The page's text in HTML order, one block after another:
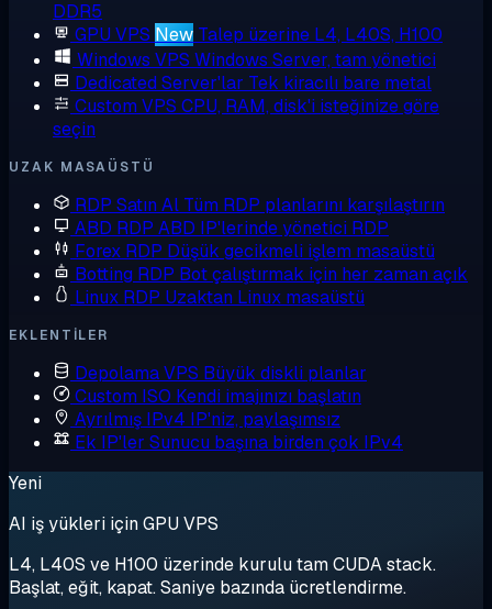
DDR5
GPU VPS New Talep üzerine L4, L40S, H100
Windows VPS Windows Server, tam yönetici
Dedicated Server'lar Tek kiracılı bare metal
Custom VPS CPU, RAM, disk'i isteğinize göre
seçin
UZAK MASAÜSTÜ
RDP Satın Al Tüm RDP planlarını karşılaştırın
ABD RDP ABD IP'lerinde yönetici RDP
Forex RDP Düşük gecikmeli işlem masaüstü
Botting RDP Bot çalıştırmak için her zaman açık
Linux RDP Uzaktan Linux masaüstü
EKLENTILER
Depolama VPS Büyük diskli planlar
Custom ISO Kendi imajınızı başlatın
Ayrılmış IPv4 IP'niz, paylaşımsız
Ek IP'ler Sunucu başına birden çok IPv4
Yeni
AI iş yükleri için GPU VPS
L4, L40S ve H100 üzerinde kurulu tam CUDA stack.
Başlat, eğit, kapat. Saniye bazında ücretlendirme.